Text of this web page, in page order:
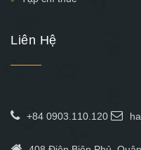
Liên Hệ
+84 0903.110.120